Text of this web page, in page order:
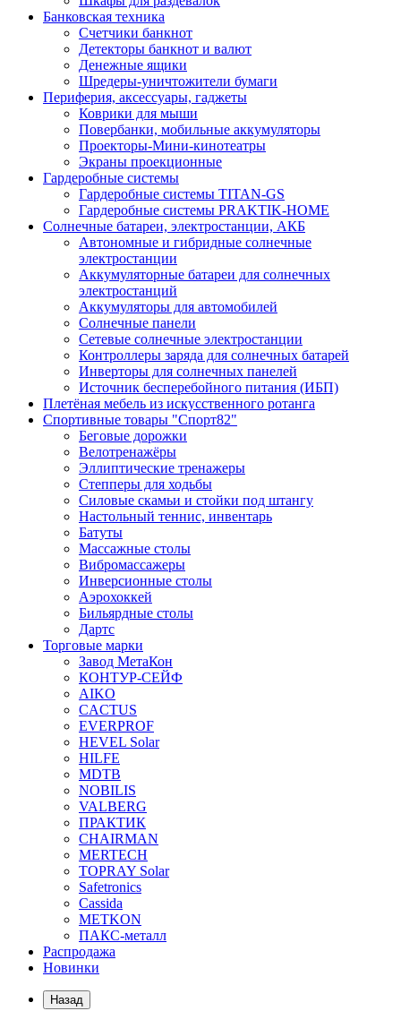
Банковская техника
Счетчики банкнот
Детекторы банкнот и валют
Денежные ящики
Шредеры-уничтожители бумаги
Периферия, аксессуары, гаджеты
Коврики для мыши
Повербанки, мобильные аккумуляторы
Проекторы-Мини-кинотеатры
Экраны проекционные
Гардеробные системы
Гардеробные системы TITAN-GS
Гардеробные системы PRAKTIK-HOME
Солнечные батареи, электростанции, АКБ
Автономные и гибридные солнечные
электростанции
Аккумуляторные батареи для солнечных
электростанций
Аккумуляторы для автомобилей
Солнечные панели
Сетевые солнечные электростанции
Контроллеры заряда для солнечных батарей
Инверторы для солнечных панелей
Источник бесперебойного питания (ИБП)
Плетёная мебель из искусственного ротанга
Спортивные товары "Спорт82"
Беговые дорожки
Велотренажёры
Эллиптические тренажеры
Степперы для ходьбы
Силовые скамьи и стойки под штангу
Настольный теннис, инвентарь
Батуты
Массажные столы
Вибромассажеры
Инверсионные столы
Аэрохоккей
Бильярдные столы
Дартс
Торговые марки
Завод МетаКон
КОНТУР-СЕЙФ
AIKO
CACTUS
EVERPROF
HEVEL Solar
HILFE
MDTB
NOBILIS
VALBERG
ПРАКТИК
CHAIRMAN
MERTECH
TOPRAY Solar
Safetronics
Cassida
METKON
ПАКС-металл
Распродажа
Новинки
Назад